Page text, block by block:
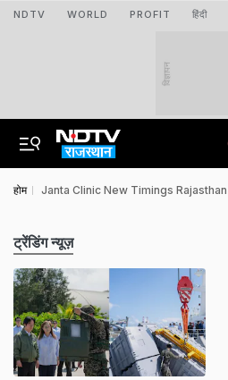
NDTV WORLD PROFIT हिंदी
विज्ञापन
होम Janta Clinic New Timings Rajasthan
ट्रेंडिंग न्यूज़